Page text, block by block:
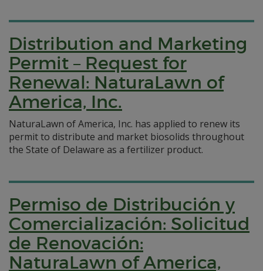
Distribution and Marketing
Permit – Request for
Renewal: NaturaLawn of
America, Inc.
NaturaLawn of America, Inc. has applied to renew its
permit to distribute and market biosolids throughout
the State of Delaware as a fertilizer product.
Permiso de Distribución y
Comercialización: Solicitud
de Renovación:
NaturaLawn of America,